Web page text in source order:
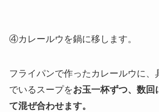
④カレールウを鍋に移します。
フライパンで作ったカレールウに、
でいるスープをお玉一杯ずつ、数回
て混ぜ合わせます。